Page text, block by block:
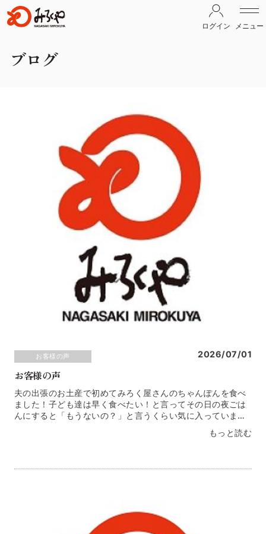
ログイン メニュー
ブログ
お客様の声 2026/07/01
お客様の声
夫の出張のお土産で初めてみろく屋さんのちゃんぽんを食べ
ました！子ども達は早く食べたい！と言ってその日の夜ごは
んにすると「もうないの？」と言うくらい気に入っていまし
た！！京都府 Ｉ・Ｔ様春休み、子ども2人（８才・６才）
のごはん問題に悩んでいるところ頂きました。キャベツ・玉
べれたと思う・・・）神奈川県 Ｒ・Ｎ様
もっと読む